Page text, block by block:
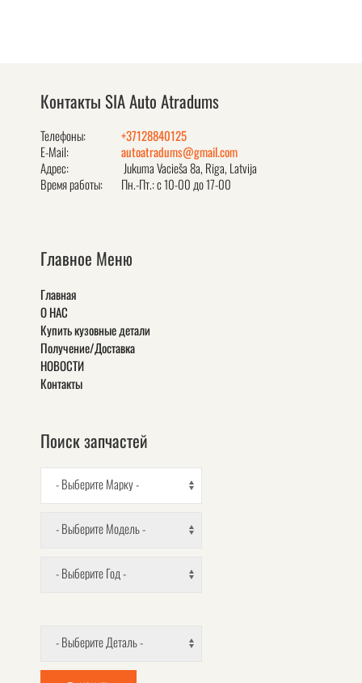
Контакты SIA Auto Atradums
Телефоны:
+37128840125
E-Mail:
autoatradums@gmail.com
Адрес:
Jukuma Vacieša 8a, Rīga, Latvija
Время работы:
Пн.-Пт.: с 10-00 до 17-00
Главное Меню
Главная
О НАС
Купить кузовные детали
Получение/Доставка
НОВОСТИ
Контакты
Поиск запчастей
- Выберите Марку -
- Выберите Модель -
- Выберите Год -
- Выберите Деталь -